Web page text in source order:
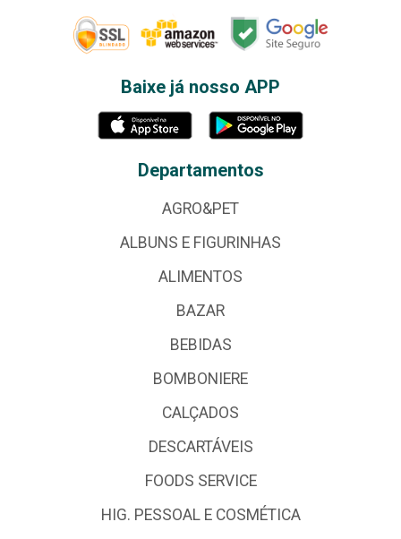
Baixe já nosso APP
Departamentos
AGRO&PET
ALBUNS E FIGURINHAS
ALIMENTOS
BAZAR
BEBIDAS
BOMBONIERE
CALÇADOS
DESCARTÁVEIS
FOODS SERVICE
HIG. PESSOAL E COSMÉTICA